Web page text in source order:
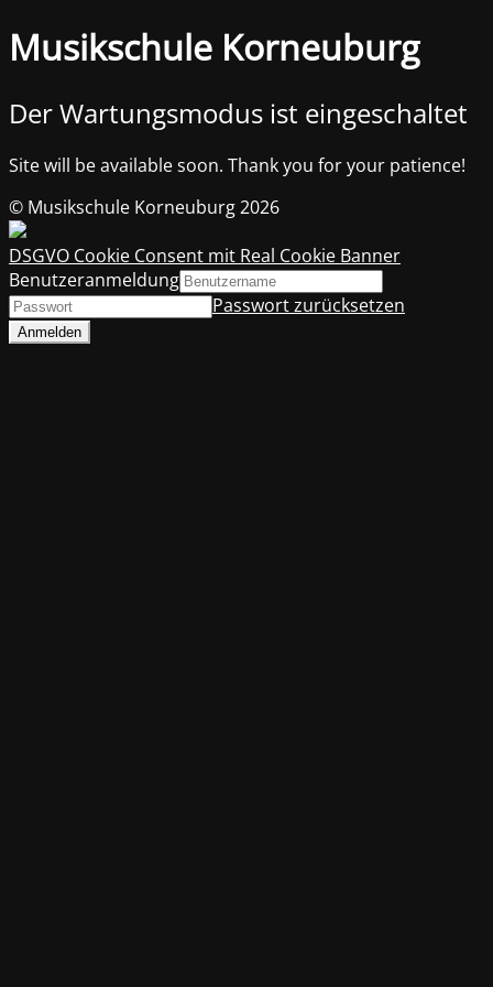
Musikschule Korneuburg
Der Wartungsmodus ist eingeschaltet
Site will be available soon. Thank you for your patience!
© Musikschule Korneuburg 2026
DSGVO Cookie Consent mit Real Cookie Banner
Benutzeranmeldung
Passwort zurücksetzen